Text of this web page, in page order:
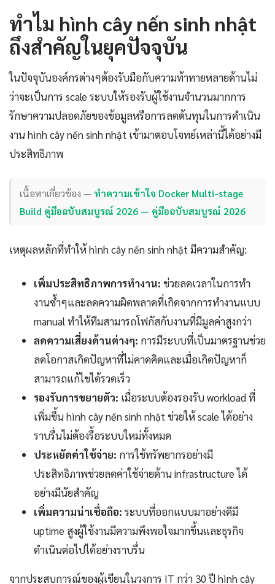
ทำไม hình cây nến sinh nhật
ถึงสำคัญในยุคปัจจุบัน
ในปัจจุบันองค์กรต่างๆต้องรับมือกับความท้าทายหลายด้านไม่
ว่าจะเป็นการ scale ระบบให้รองรับผู้ใช้งานจำนวนมากการ
รักษาความปลอดภัยของข้อมูลหรือการลดต้นทุนในการดำเนิน
งาน hình cây nến sinh nhật เข้ามาตอบโจทย์เหล่านี้ได้อย่างมี
ประสิทธิภาพ
เนื้อหาเกี่ยวข้อง — ทำความเข้าใจ Docker Multi-stage
Build คู่มือฉบับสมบูรณ์ 2026 — คู่มือฉบับสมบูรณ์ 2026
เหตุผลหลักที่ทำให้ hình cây nến sinh nhật มีความสำคัญ:
เพิ่มประสิทธิภาพการทำงาน: ช่วยลดเวลาในการทำ
งานซ้ำๆและลดความผิดพลาดที่เกิดจากการทำงานแบบ
manual ทำให้ทีมสามารถโฟกัสกับงานที่มีมูลค่าสูงกว่า
ลดความเสี่ยงด้านต่างๆ: การมีระบบที่เป็นมาตรฐานช่วย
ลดโอกาสเกิดปัญหาที่ไม่คาดคิดและเมื่อเกิดปัญหาก็
สามารถแก้ไขได้รวดเร็ว
รองรับการขยายตัว: เมื่อระบบต้องรองรับ workload ที่
เพิ่มขึ้น hình cây nến sinh nhật ช่วยให้ scale ได้อย่าง
ราบรื่นไม่ต้องรื้อระบบใหม่ทั้งหมด
ประหยัดค่าใช้จ่าย: การใช้ทรัพยากรอย่างมี
ประสิทธิภาพช่วยลดค่าใช้จ่ายด้าน infrastructure ได้
อย่างมีนัยสำคัญ
เพิ่มความน่าเชื่อถือ: ระบบที่ออกแบบมาอย่างดีมี
uptime สูงผู้ใช้งานมีความพึงพอใจมากขึ้นและธุรกิจ
ดำเนินต่อไปได้อย่างราบรื่น
จากประสบการณ์ของผู้เขียนในวงการ IT กว่า 30 ปี hình cây